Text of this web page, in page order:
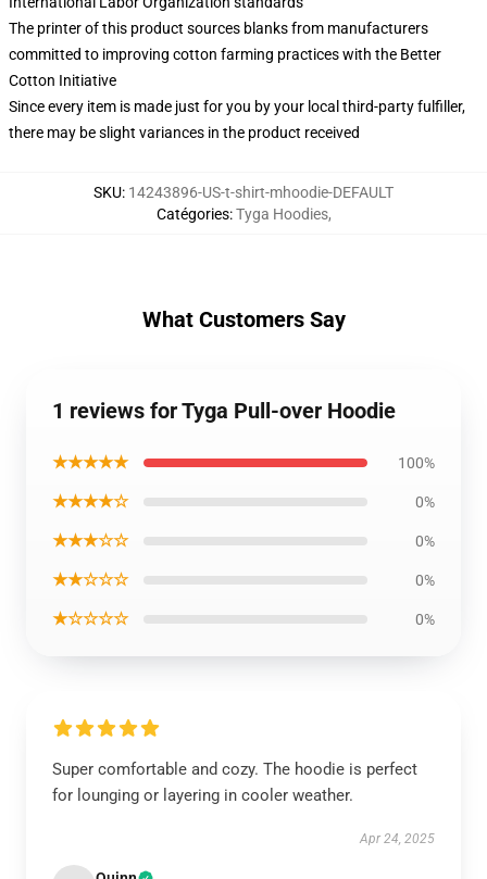
The printer of this product sources blanks from manufacturers
committed to improving cotton farming practices with the Better
Cotton Initiative
Since every item is made just for you by your local third-party fulfiller,
there may be slight variances in the product received
SKU: 14243896-US-t-shirt-mhoodie-DEFAULT
Catégories:Tyga Hoodies,
What Customers Say
1 reviews for Tyga Pull-over Hoodie
★★★★★ 100%
★★★★☆ 0%
★★★☆☆ 0%
★★☆☆☆ 0%
★☆☆☆☆ 0%
Super comfortable and cozy. The hoodie is perfect
for lounging or layering in cooler weather.
Apr 24, 2025